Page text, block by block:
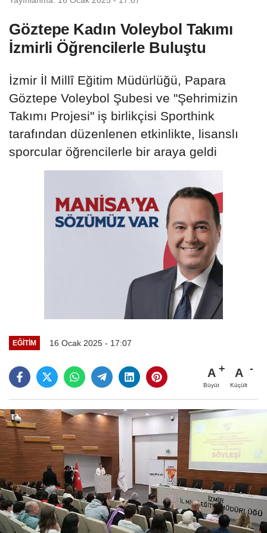
Göztepe Kadın Voleybol Takımı
İzmirli Öğrencilerle Buluştu
İzmir İl Millî Eğitim Müdürlüğü, Papara
Göztepe Voleybol Şubesi ve "Şehrimizin
Takımı Projesi" iş birlikçisi Sporthink
tarafından düzenlenen etkinlikte, lisanslı
sporcular öğrencilerle bir araya geldi
EĞİTİM 16 Ocak 2025 - 17:07
A
Büyüt
A
Küçült